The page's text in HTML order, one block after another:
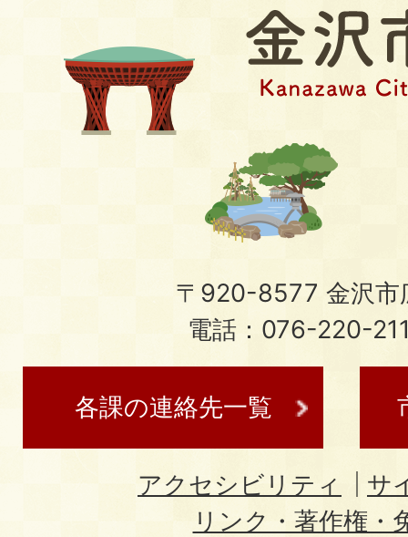
〒920-8577 金沢市
電話：076-220-
各課の連絡先一覧
アクセシビリティ
サ
リンク・著作権・